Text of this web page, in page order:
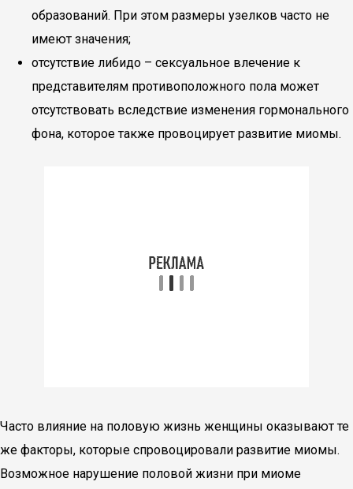
образований. При этом размеры узелков часто не
имеют значения;
отсутствие либидо – сексуальное влечение к
представителям противоположного пола может
отсутствовать вследствие изменения гормонального
фона, которое также провоцирует развитие миомы.
Часто влияние на половую жизнь женщины оказывают те
же факторы, которые спровоцировали развитие миомы.
Возможное нарушение половой жизни при миоме